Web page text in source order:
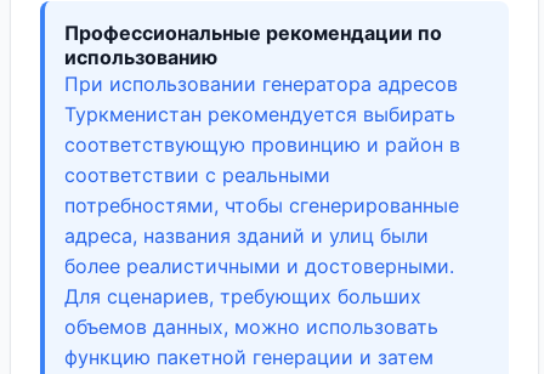
Профессиональные рекомендации по
использованию
При использовании генератора адресов
Туркменистан рекомендуется выбирать
соответствующую провинцию и район в
соответствии с реальными
потребностями, чтобы сгенерированные
адреса, названия зданий и улиц были
более реалистичными и достоверными.
Для сценариев, требующих больших
объемов данных, можно использовать
функцию пакетной генерации и затем